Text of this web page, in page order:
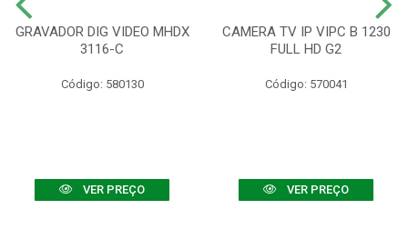
GRAVADOR DIG VIDEO MHDX
3116-C
Código: 580130
VER PREÇO
CAMERA TV IP VIPC B 1230
FULL HD G2
Código: 570041
VER PREÇO